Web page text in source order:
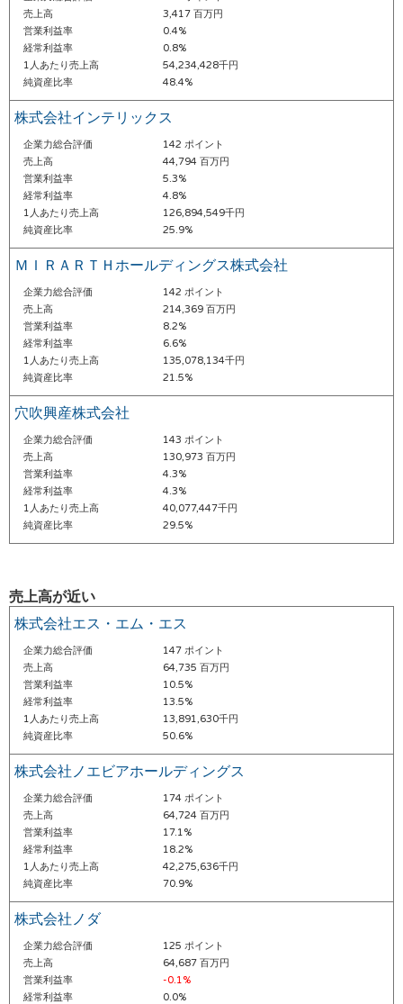
売上高
3,417 百万円
営業利益率
0.4%
経常利益率
0.8%
1人あたり売上高
54,234,428千円
純資産比率
48.4%
株式会社インテリックス
企業力総合評価
142 ポイント
売上高
44,794 百万円
営業利益率
5.3%
経常利益率
4.8%
1人あたり売上高
126,894,549千円
純資産比率
25.9%
ＭＩＲＡＲＴＨホールディングス株式会社
企業力総合評価
142 ポイント
売上高
214,369 百万円
営業利益率
8.2%
経常利益率
6.6%
1人あたり売上高
135,078,134千円
純資産比率
21.5%
穴吹興産株式会社
企業力総合評価
143 ポイント
売上高
130,973 百万円
営業利益率
4.3%
経常利益率
4.3%
1人あたり売上高
40,077,447千円
純資産比率
29.5%
売上高が近い
株式会社エス・エム・エス
企業力総合評価
147 ポイント
売上高
64,735 百万円
営業利益率
10.5%
経常利益率
13.5%
1人あたり売上高
13,891,630千円
純資産比率
50.6%
株式会社ノエビアホールディングス
企業力総合評価
174 ポイント
売上高
64,724 百万円
営業利益率
17.1%
経常利益率
18.2%
1人あたり売上高
42,275,636千円
純資産比率
70.9%
株式会社ノダ
企業力総合評価
125 ポイント
売上高
64,687 百万円
営業利益率
-0.1%
経常利益率
0.0%